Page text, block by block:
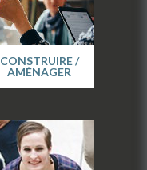
CONSTRUIRE /
AMÉNAGER